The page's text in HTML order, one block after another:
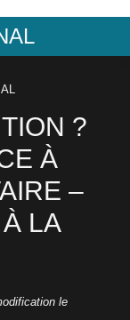
?
À
–
LA
le